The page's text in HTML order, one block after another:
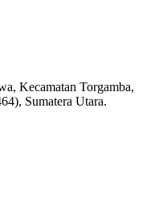
Kecamatan Torgamba,
Sumatera Utara.